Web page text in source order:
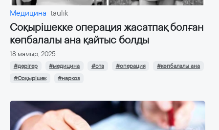
Медицина taulik
Соқырішекке операция жасатпақ болған
көпбалалы ана қайтыс болды
18 мамыр, 2025
#дәрігер #медицина #ота #операция
#көпбалалы ана
#Соқырішек
#наркоз